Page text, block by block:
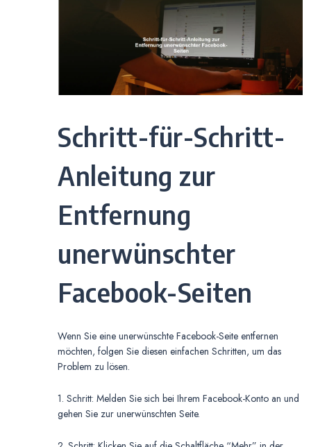
Schritt-für-Schritt-
Anleitung zur
Entfernung
unerwünschter
Facebook-Seiten
Wenn Sie eine unerwünschte Facebook-Seite entfernen
möchten, folgen Sie diesen einfachen Schritten, um das
Problem zu lösen.
1. Schritt: Melden Sie sich bei Ihrem Facebook-Konto an und
gehen Sie zur unerwünschten Seite.